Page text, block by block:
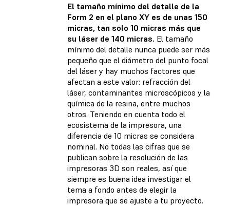
El tamaño mínimo del detalle de la
Form 2 en el plano XY es de unas 150
micras, tan solo 10 micras más que
su láser de 140 micras. El tamaño
mínimo del detalle nunca puede ser más
pequeño que el diámetro del punto focal
del láser y hay muchos factores que
afectan a este valor: refracción del
láser, contaminantes microscópicos y la
química de la resina, entre muchos
otros. Teniendo en cuenta todo el
ecosistema de la impresora, una
diferencia de 10 micras se considera
nominal. No todas las cifras que se
publican sobre la resolución de las
impresoras 3D son reales, así que
siempre es buena idea investigar el
tema a fondo antes de elegir la
impresora que se ajuste a tu proyecto.